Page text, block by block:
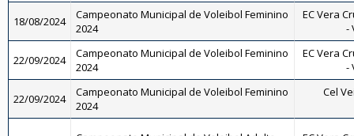
18/08/2024
Campeonato Municipal de Voleibol Feminino
2024
EC Vera
-
22/09/2024
Campeonato Municipal de Voleibol Feminino
2024
EC Vera
-
22/09/2024
Campeonato Municipal de Voleibol Feminino
2024
Cel